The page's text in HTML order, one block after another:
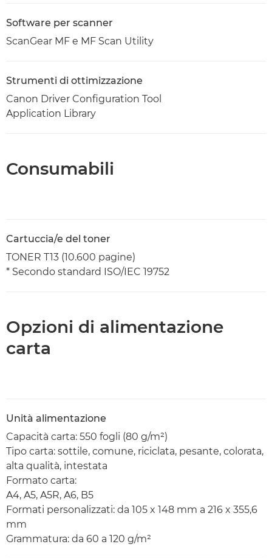
Software per scanner
ScanGear MF e MF Scan Utility
Strumenti di ottimizzazione
Canon Driver Configuration Tool
Application Library
Consumabili
Cartuccia/e del toner
TONER T13 (10.600 pagine)
* Secondo standard ISO/IEC 19752
Opzioni di alimentazione
carta
Unità alimentazione
Capacità carta: 550 fogli (80 g/m²)
Tipo carta: sottile, comune, riciclata, pesante, colorata,
alta qualità, intestata
Formato carta:
A4, A5, A5R, A6, B5
Formati personalizzati: da 105 x 148 mm a 216 x 355,6
mm
Grammatura: da 60 a 120 g/m²